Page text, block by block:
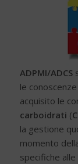
ADPMI/ADCS
le
acquisito le
carboidrati (
la gestione
momento
specifiche